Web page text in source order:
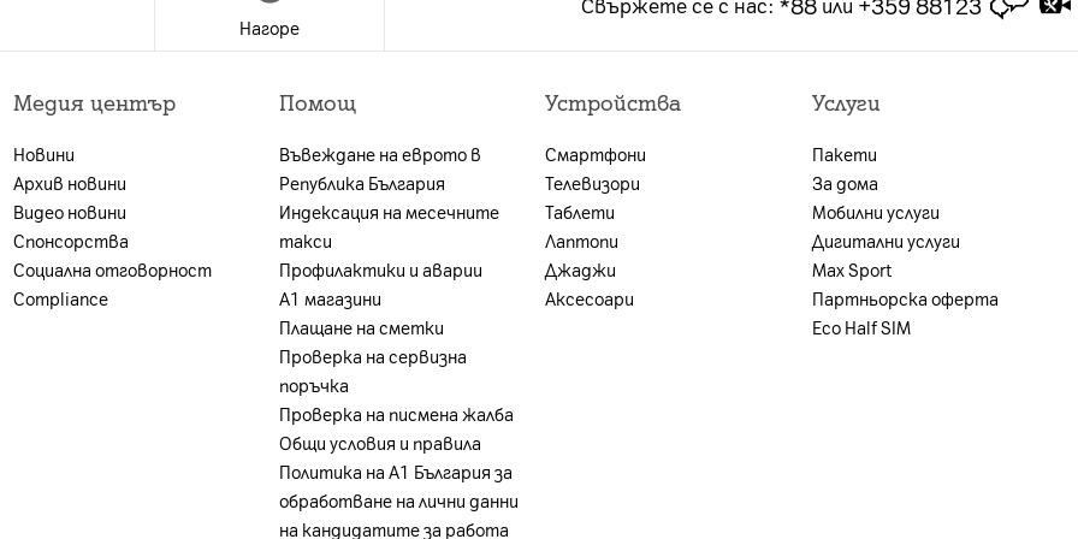
ръководство и упътване за безопасност, калъф
валидна за лица, които към датата на покупката в брой или на сключването на договора за продажба
Ако клиентът не отговаря на едно от посочените условия, възможността за предоставяне на
се заплаща цената на устройството без тарифен план и стойността на предплатения пакет.
А1 България или партньорската мрежа.
Нагоре
Медия център
Новини
Архив новини
Видео новини
Спонсорства
Социална отговорност
Compliance
Помощ
Въвеждане на еврото в
Република България
Индексация на месечните
такси
Профилактики и аварии
А1 магазини
Плащане на сметки
Проверка на сервизна
поръчка
Проверка на писмена жалба
Общи условия и правила
Политика на A1 България за
обработване на лични данни
на кандидатите за работа
Устройства
Смартфони
Телевизори
Таблети
Лаптопи
Джаджи
Аксесоари
Услуги
Пакети
За дома
Мобилни услуги
Дигитални услуги
Max Sport
Партньорска оферта
Eco Half SIM